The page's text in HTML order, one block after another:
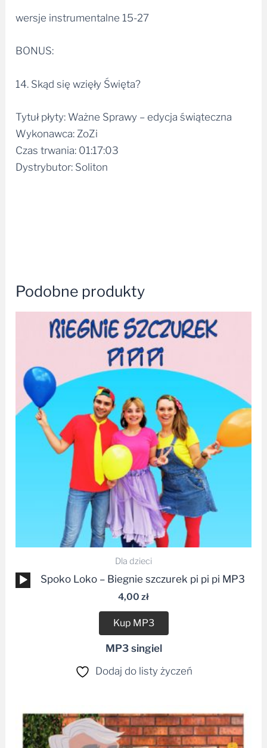
wersje instrumentalne 15-27
BONUS:
14. Skąd się wzięły Święta?
Tytuł płyty: Ważne Sprawy – edycja świąteczna
Wykonawca: ZoZi
Czas trwania: 01:17:03
Dystrybutor: Soliton
Podobne produkty
Dla dzieci
Odtwarzacz
plików
Spoko Loko – Biegnie szczurek pi pi pi MP3
4,00 zł
Kup MP3
MP3 singiel
Dodaj do listy życzeń